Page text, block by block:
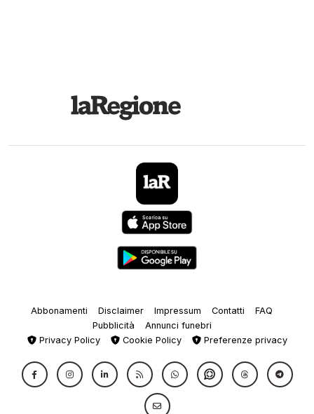
Abbonamenti Disclaimer Impressum Contatti
FAQ
Pubblicità
Annunci funebri
Privacy Policy
Cookie Policy Preferenze privacy